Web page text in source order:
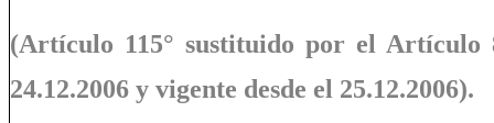
(Artículo 115° sustituido por el Artículo
24.12.2006 y vigente desde el 25.12.2006).